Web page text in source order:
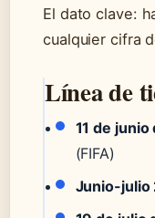
El dato clave:
cualquier cifra
Línea de
11 de
(FIFA)
Junio-julio